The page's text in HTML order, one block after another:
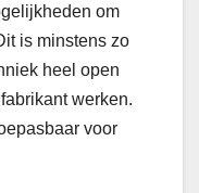
om
is minstens zo
heel open
werken.
voor